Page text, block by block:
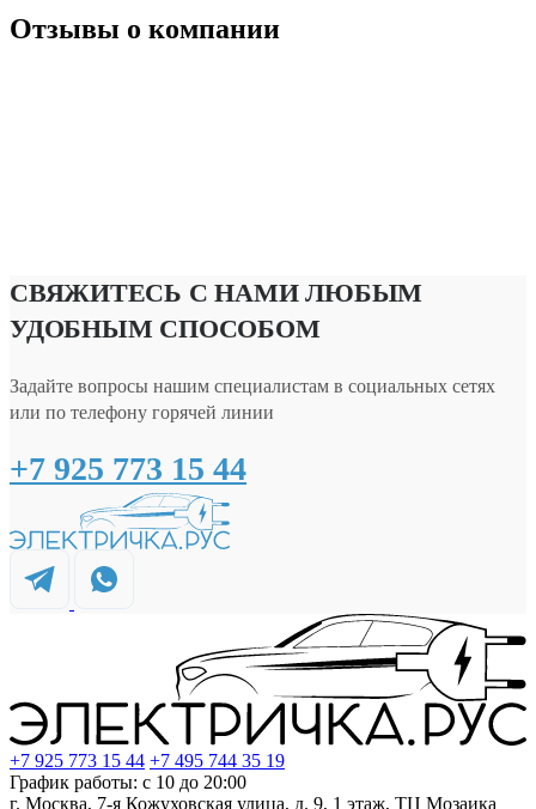
Отзывы о компании
СВЯЖИТЕСЬ С НАМИ ЛЮБЫМ
УДОБНЫМ СПОСОБОМ
Задайте вопросы нашим специалистам в социальных сетях
или по телефону горячей линии
+7 925 773 15 44
+7 925 773 15 44 +7 495 744 35 19
График работы: с 10 до 20:00
г. Москва, 7-я Кожуховская улица, д. 9, 1 этаж, ТЦ Мозаика